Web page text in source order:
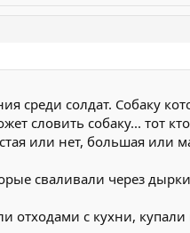
среди солдат. Собаку
словить собаку... тот
или нет, большая или
сваливали через
с кухни, купали